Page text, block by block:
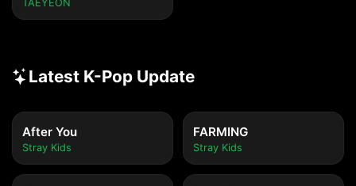
TAEYEON
Latest K-Pop Update
After You
Stray Kids
FARMING
Stray Kids